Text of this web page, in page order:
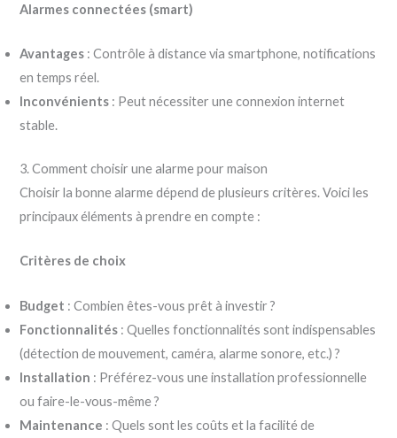
Alarmes connectées (smart)
Avantages : Contrôle à distance via smartphone, notifications
en temps réel.
Inconvénients : Peut nécessiter une connexion internet
stable.
3. Comment choisir une alarme pour maison
Choisir la bonne alarme dépend de plusieurs critères. Voici les
principaux éléments à prendre en compte :
Critères de choix
Budget : Combien êtes-vous prêt à investir ?
Fonctionnalités : Quelles fonctionnalités sont indispensables
(détection de mouvement, caméra, alarme sonore, etc.) ?
Installation : Préférez-vous une installation professionnelle
ou faire-le-vous-même ?
Maintenance : Quels sont les coûts et la facilité de